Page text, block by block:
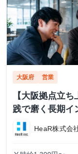
大阪府 営業
【大阪拠点立
践で磨く長期イ
HeaR株式会